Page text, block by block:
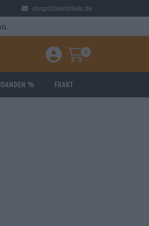
shop@bierothek.de
Einloggen / Anmelden
Warenkorb
0
% Frakt